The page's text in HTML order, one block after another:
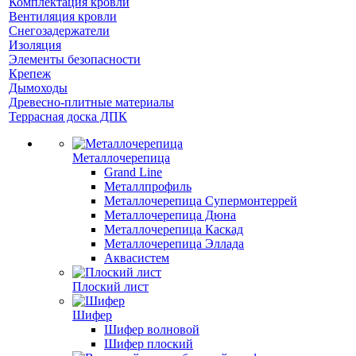
Вентиляция кровли
Снегозадержатели
Изоляция
Элементы безопасности
Крепеж
Дымоходы
Древесно-плитные материалы
Террасная доска ДПК
Металлочерепица
Grand Line
Металлпрофиль
Металлочерепица Супермонтеррей
Металлочерепица Дюна
Металлочерепица Каскад
Металлочерепица Эллада
Аквасистем
Плоский лист
Шифер
Шифер волновой
Шифер плоский